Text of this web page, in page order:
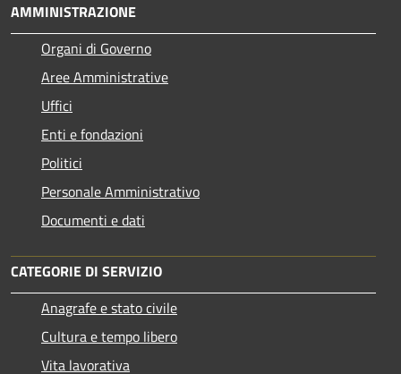
AMMINISTRAZIONE
Organi di Governo
Aree Amministrative
Uffici
Enti e fondazioni
Politici
Personale Amministrativo
Documenti e dati
CATEGORIE DI SERVIZIO
Anagrafe e stato civile
Cultura e tempo libero
Vita lavorativa